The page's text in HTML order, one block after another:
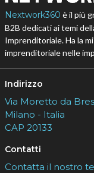
Nextwork360 è il più
B2B dedicati ai temi
Imprenditoriale. Ha la
imprenditoriale nelle
Indirizzo
Via Moretto da
Milano - Italia
CAP 20133
Contatti
Contatta il nostro